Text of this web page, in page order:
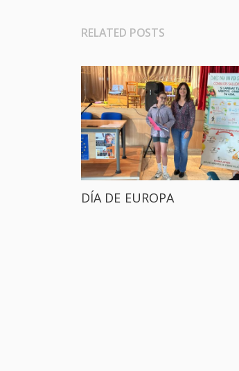
RELATED POSTS
DÍA DE EUROPA